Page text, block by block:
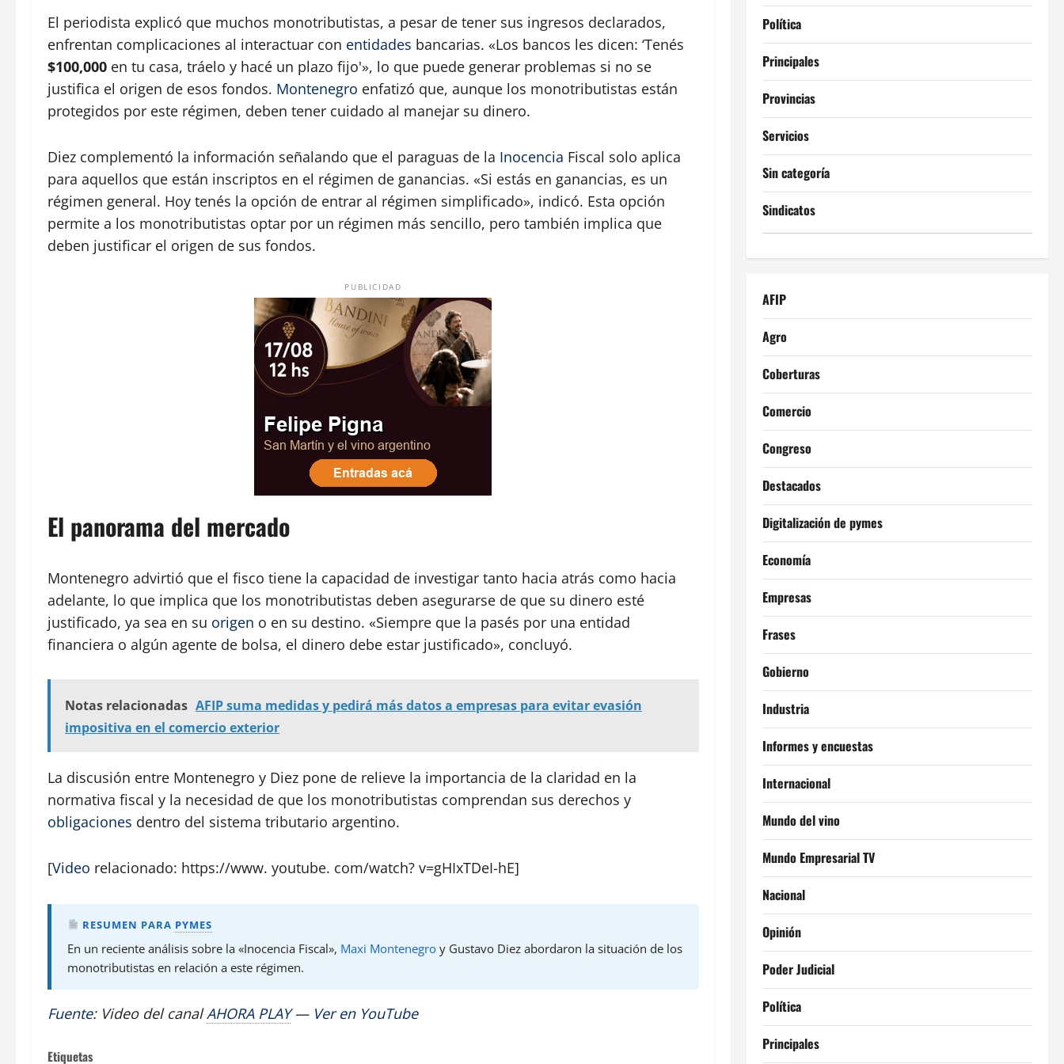
El periodista explicó que muchos monotributistas, a pesar de tener sus ingresos declarados,
enfrentan complicaciones al interactuar con entidades bancarias. «Los bancos les dicen: ‘Tenés
$100,000 en tu casa, tráelo y hacé un plazo fijo'», lo que puede generar problemas si no se
justifica el origen de esos fondos. Montenegro enfatizó que, aunque los monotributistas están
protegidos por este régimen, deben tener cuidado al manejar su dinero.
Diez complementó la información señalando que el paraguas de la Inocencia Fiscal solo aplica
para aquellos que están inscriptos en el régimen de ganancias. «Si estás en ganancias, es un
régimen general. Hoy tenés la opción de entrar al régimen simplificado», indicó. Esta opción
permite a los monotributistas optar por un régimen más sencillo, pero también implica que
deben justificar el origen de sus fondos.
PUBLICIDAD
El panorama del mercado
Montenegro advirtió que el fisco tiene la capacidad de investigar tanto hacia atrás como hacia
adelante, lo que implica que los monotributistas deben asegurarse de que su dinero esté
justificado, ya sea en su origen o en su destino. «Siempre que la pasés por una entidad
financiera o algún agente de bolsa, el dinero debe estar justificado», concluyó.
Notas relacionadas AFIP suma medidas y pedirá más datos a empresas para evitar evasión
impositiva en el comercio exterior
La discusión entre Montenegro y Diez pone de relieve la importancia de la claridad en la
normativa fiscal y la necesidad de que los monotributistas comprendan sus derechos y
obligaciones dentro del sistema tributario argentino.
[Video relacionado: https://www. youtube. com/watch? v=gHIxTDeI-hE]
RESUMEN PARA PYMES
En un reciente análisis sobre la «Inocencia Fiscal», Maxi Montenegro y Gustavo Diez abordaron la situación de los
monotributistas en relación a este régimen.
Fuente: Video del canalAHORA PLAY— Ver en YouTube
Etiquetas
Política
Principales
Provincias
Servicios
Sin categoría
Sindicatos
AFIP
Agro
Coberturas
Comercio
Congreso
Destacados
Digitalización de pymes
Economía
Empresas
Frases
Gobierno
Industria
Informes y encuestas
Internacional
Mundo del vino
Mundo Empresarial TV
Nacional
Opinión
Poder Judicial
Política
Principales